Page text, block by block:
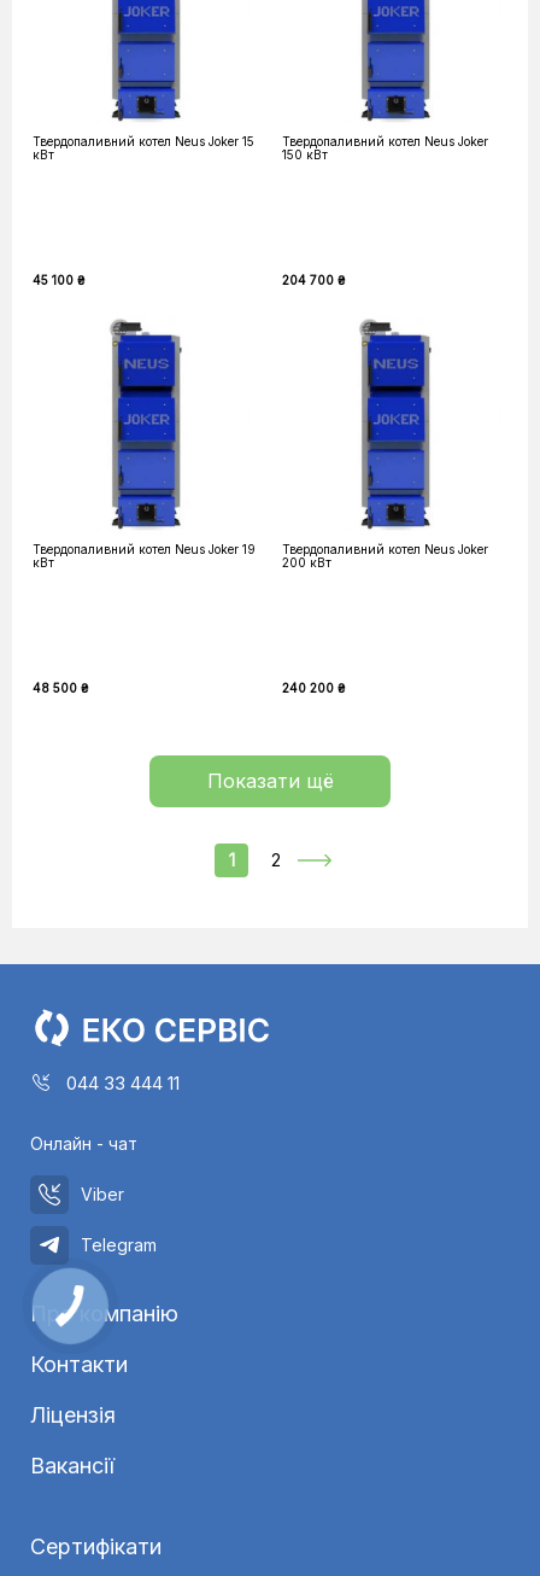
Твердопаливний котел Neus Joker 15
кВт
45 100 ₴
Твердопаливний котел Neus Joker
150 кВт
204 700 ₴
Твердопаливний котел Neus Joker 19
кВт
48 500 ₴
Твердопаливний котел Neus Joker
200 кВт
240 200 ₴
Показати щё
1 2
044 33 444 11
Онлайн - чат
Viber
Telegram
Про компанію
Контакти
Ліцензія
Вакансії
Сертифікати